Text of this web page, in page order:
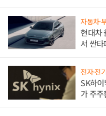
자동차·
현대차
서 싼타
전자·전
SK하
가 주